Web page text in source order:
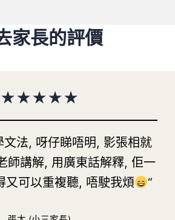
家長的評價
★★★★★
文法, 呀仔睇唔明, 影張相就
師講解, 用廣東話解釋, 佢一
又可以重複聽, 唔駛我煩
“